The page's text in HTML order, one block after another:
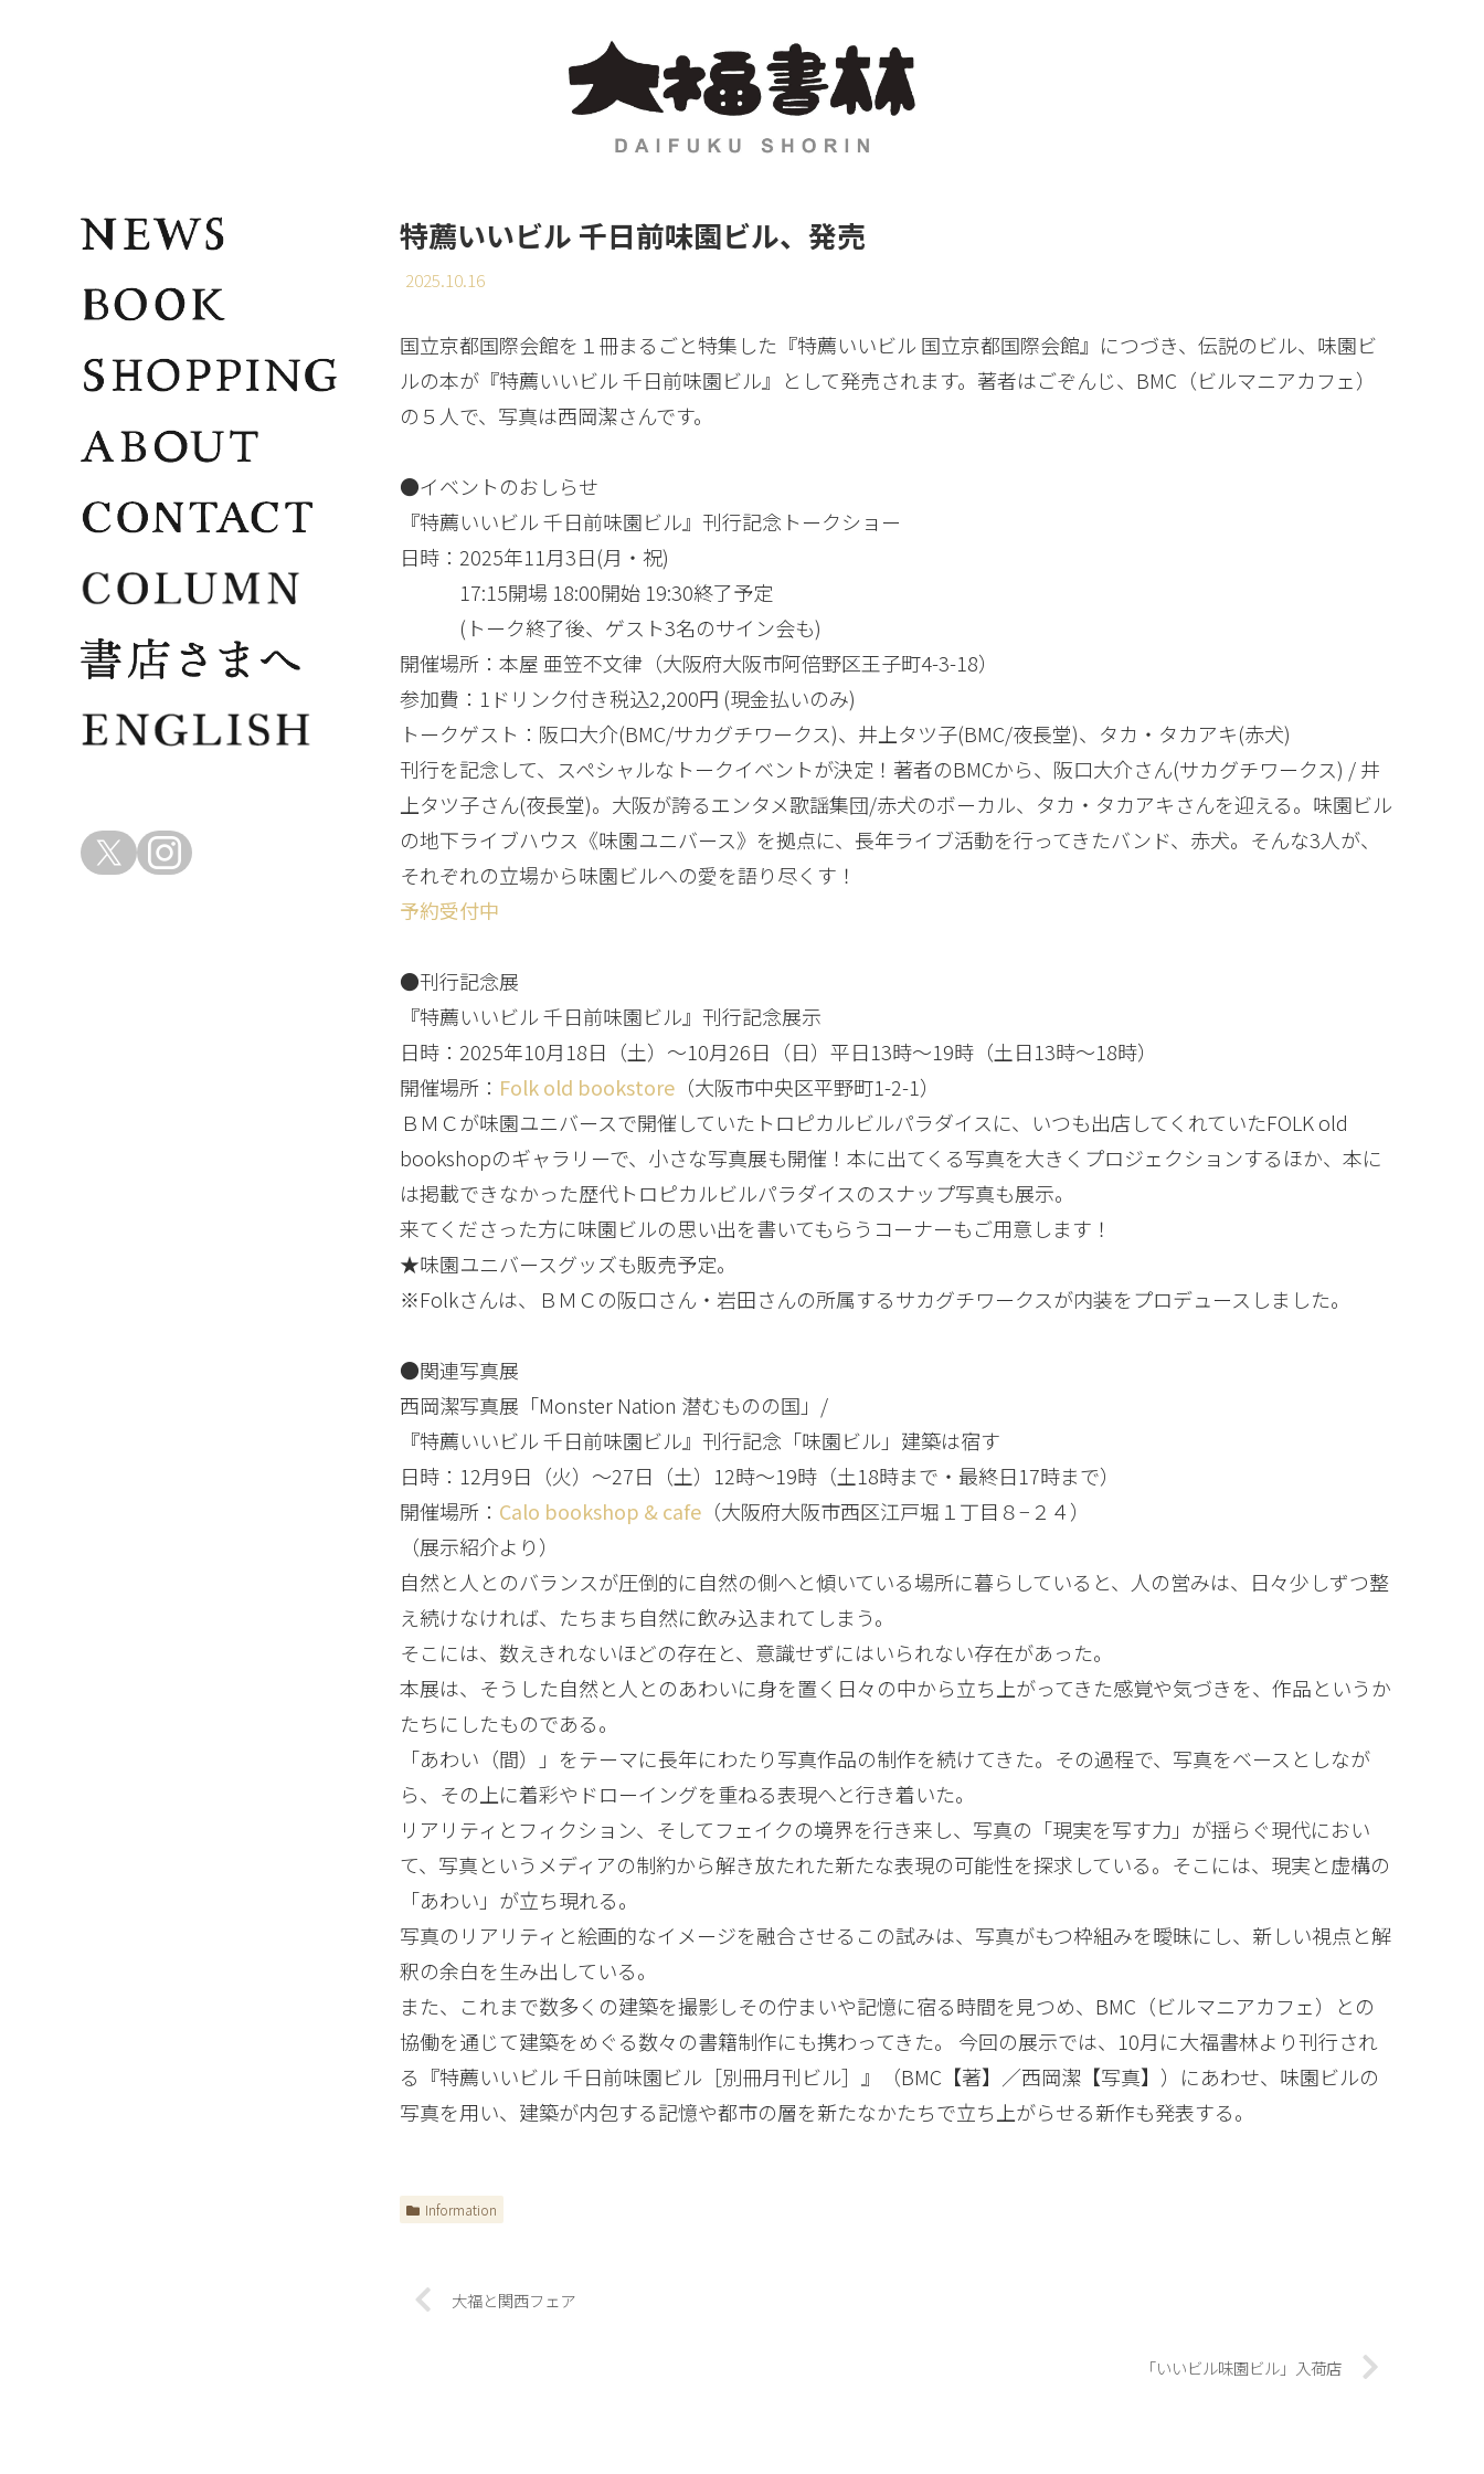
特薦いいビル 千日前味園ビル、発売
2025.10.16
国立京都国際会館を１冊まるごと特集した『特薦いいビル 国立京都国際会館』につづき、伝説のビル、味園ビ
ルの本が『特薦いいビル 千日前味園ビル』として発売されます。著者はごぞんじ、BMC（ビルマニアカフェ）
の５人で、写真は西岡潔さんです。
●イベントのおしらせ
『特薦いいビル 千日前味園ビル』刊行記念トークショー
日時：2025年11月3日(月・祝)
17:15開場 18:00開始 19:30終了予定
(トーク終了後、ゲスト3名のサイン会も)
開催場所：本屋 亜笠不文律（大阪府大阪市阿倍野区王子町4-3-18）
参加費：1ドリンク付き税込2,200円 (現金払いのみ)
トークゲスト：阪口大介(BMC/サカグチワークス)、井上タツ子(BMC/夜長堂)、タカ・タカアキ(赤犬)
刊行を記念して、スペシャルなトークイベントが決定！著者のBMCから、阪口大介さん(サカグチワークス) / 井
上タツ子さん(夜長堂)。大阪が誇るエンタメ歌謡集団/赤犬のボーカル、タカ・タカアキさんを迎える。味園ビル
の地下ライブハウス《味園ユニバース》を拠点に、長年ライブ活動を行ってきたバンド、赤犬。そんな3人が、
それぞれの立場から味園ビルへの愛を語り尽くす！
予約受付中
●刊行記念展
『特薦いいビル 千日前味園ビル』刊行記念展示
日時：2025年10月18日（土）〜10月26日（日）平日13時～19時（土日13時～18時）
開催場所： Folk old bookstore （大阪市中央区平野町1-2-1）
ＢＭＣが味園ユニバースで開催していたトロピカルビルパラダイスに、いつも出店してくれていたFOLK old
bookshopのギャラリーで、小さな写真展も開催！本に出てくる写真を大きくプロジェクションするほか、本に
は掲載できなかった歴代トロピカルビルパラダイスのスナップ写真も展示。
来てくださった方に味園ビルの思い出を書いてもらうコーナーもご用意します！
★味園ユニバースグッズも販売予定。
※Folkさんは、ＢＭＣの阪口さん・岩田さんの所属するサカグチワークスが内装をプロデュースしました。
●関連写真展
西岡潔写真展「Monster Nation 潜むものの国」/
『特薦いいビル 千日前味園ビル』刊行記念「味園ビル」建築は宿す
日時：12月9日（火）～27日（土）12時～19時（土18時まで・最終日17時まで）
開催場所： Calo bookshop & cafe （大阪府大阪市西区江戸堀１丁目８−２４）
（展示紹介より）
自然と人とのバランスが圧倒的に自然の側へと傾いている場所に暮らしていると、人の営みは、日々少しずつ整
え続けなければ、たちまち自然に飲み込まれてしまう。
そこには、数えきれないほどの存在と、意識せずにはいられない存在があった。
本展は、そうした自然と人とのあわいに身を置く日々の中から立ち上がってきた感覚や気づきを、作品というか
たちにしたものである。
「あわい（間）」をテーマに長年にわたり写真作品の制作を続けてきた。その過程で、写真をベースとしなが
ら、その上に着彩やドローイングを重ねる表現へと行き着いた。
リアリティとフィクション、そしてフェイクの境界を行き来し、写真の「現実を写す力」が揺らぐ現代におい
て、写真というメディアの制約から解き放たれた新たな表現の可能性を探求している。そこには、現実と虚構の
「あわい」が立ち現れる。
写真のリアリティと絵画的なイメージを融合させるこの試みは、写真がもつ枠組みを曖昧にし、新しい視点と解
釈の余白を生み出している。
また、これまで数多くの建築を撮影しその佇まいや記憶に宿る時間を見つめ、BMC（ビルマニアカフェ）との
協働を通じて建築をめぐる数々の書籍制作にも携わってきた。 今回の展示では、10月に大福書林より刊行され
る『特薦いいビル 千日前味園ビル［別冊月刊ビル］』（BMC【著】／西岡潔【写真】）にあわせ、味園ビルの
写真を用い、建築が内包する記憶や都市の層を新たなかたちで立ち上がらせる新作も発表する。
Information
大福と関西フェア
「いいビル味園ビル」入荷店